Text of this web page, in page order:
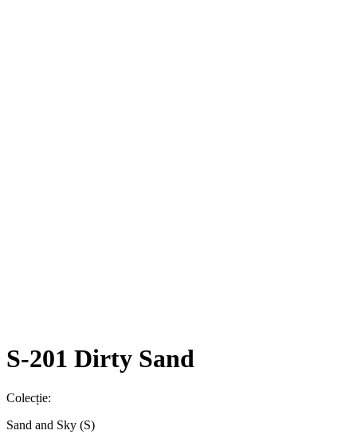
S-201 Dirty Sand
Colecție:
Sand and Sky (S)